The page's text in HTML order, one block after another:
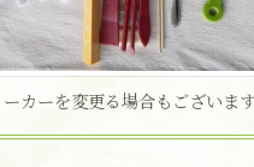
カーを変更る場合もございます